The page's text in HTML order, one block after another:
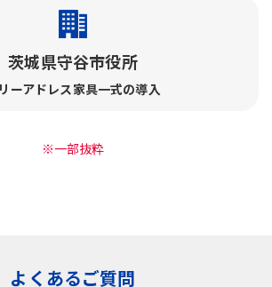
茨城県守谷市役所
ーアドレス家具一式の導入
※一部抜粋
よくあるご質問